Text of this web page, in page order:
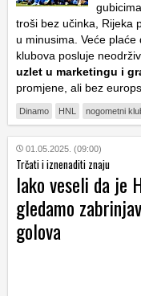
troši bez učinka, Rijeka
u minusima. Veće
klubova posluje
uzlet u marketingu i
promjene, ali bez
Dinamo HNL nogometni
01.05.2025. (09:00)
Trčati i iznenaditi znaju
Iako veseli da je
gledamo
golova